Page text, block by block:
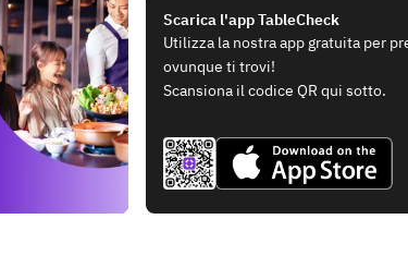
Scarica l'app TableCheck
Utilizza la nostra app gratuita per
ovunque ti trovi!
Scansiona il codice QR qui sotto.